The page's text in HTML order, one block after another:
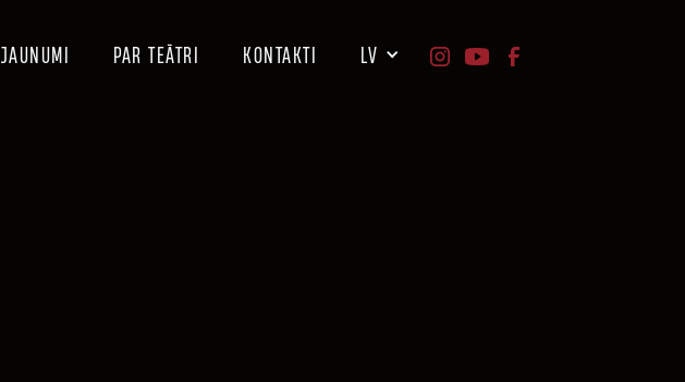
JAUNUMI PAR TEĀTRI KONTAKTI LV